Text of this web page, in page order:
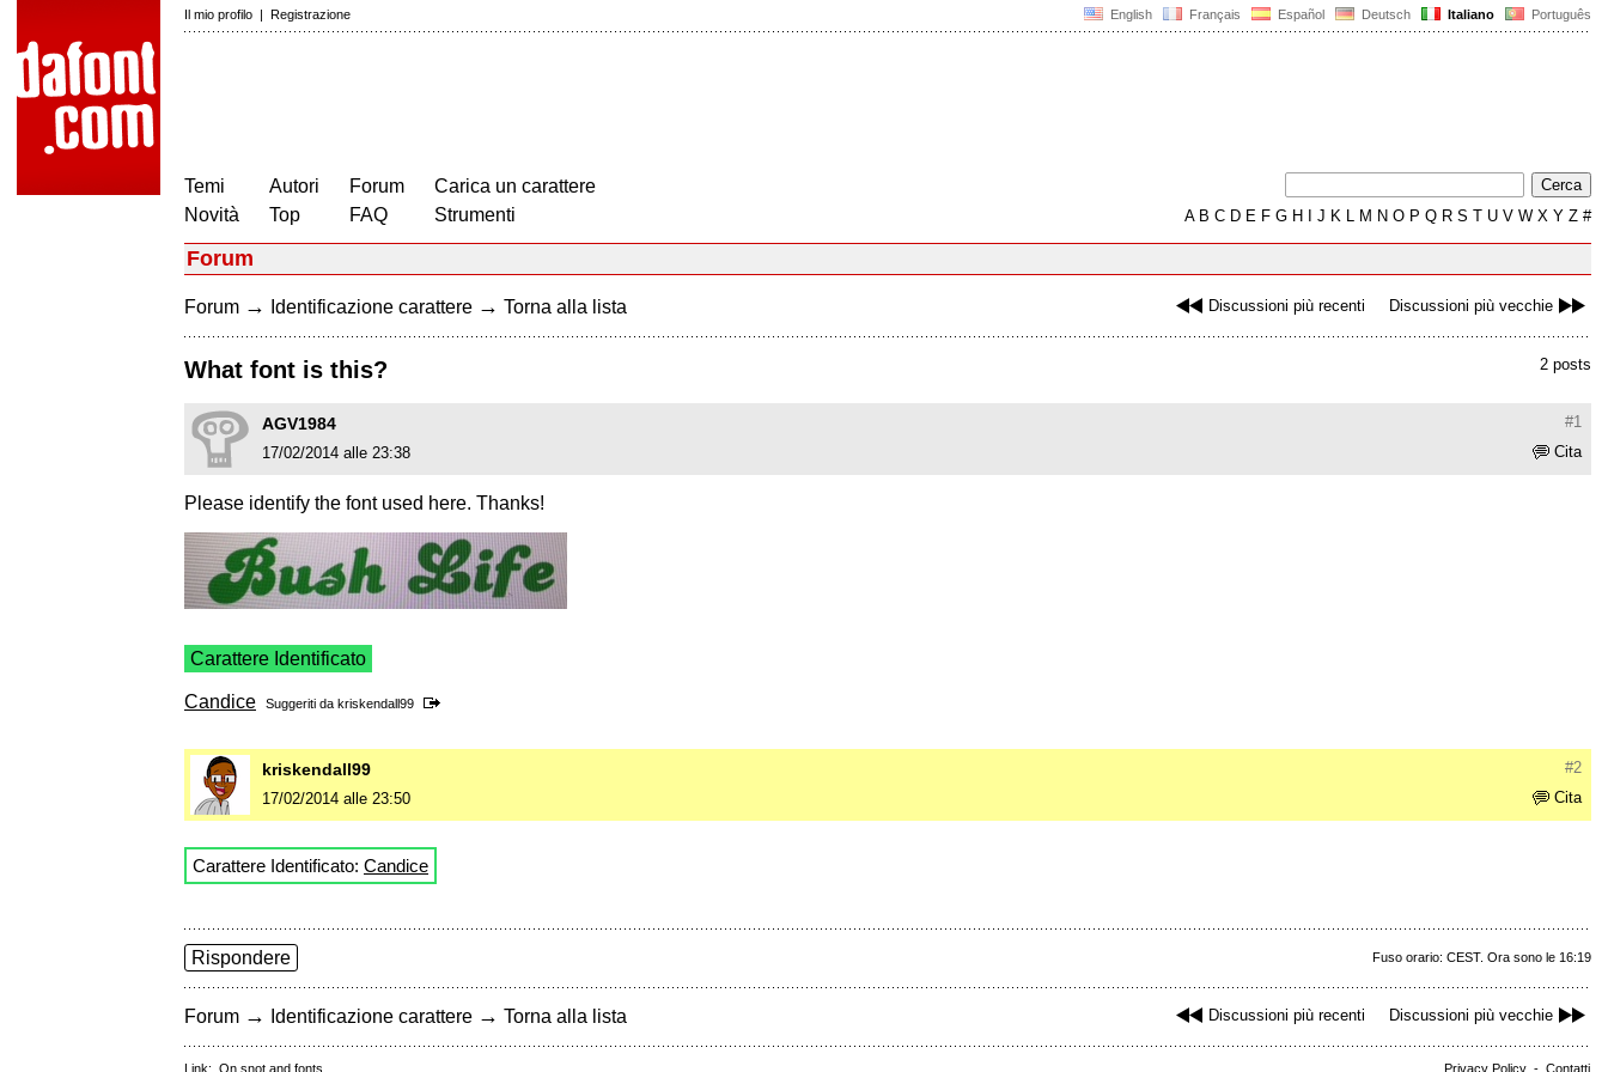
English Français Español Deutsch Italiano Português
Il mio profilo | Registrazione
Temi
Novità
Autori
Top
Forum
FAQ
Carica un carattere
Strumenti
AB C D E F G H J K L M N O P Q R S T U V W X Y Z #
Forum
Discussioni più recenti Discussioni più vecchie
Forum → Identificazione carattere → Torna alla lista
2 posts
What font is this?
#1
AGV1984
Cita
17/02/2014 alle 23:38
Please identify the font used here. Thanks!
Carattere Identificato
Candice Suggeriti da kriskendall99
#2
kriskendall99
Cita
17/02/2014 alle 23:50
Carattere Identificato: Candice
Fuso orario: CEST. Ora sono le 16:19
Rispondere
Discussioni più recenti Discussioni più vecchie
Forum → Identificazione carattere → Torna alla lista
Privacy Policy - Contatti
Link: On snot and fonts